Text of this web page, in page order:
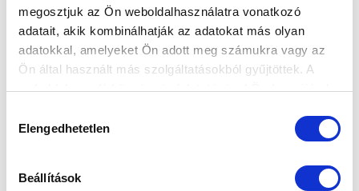
megosztjuk az Ön weboldalhasználatra vonatkozó
adatait, akik kombinálhatják az adatokat más olyan
adatokkal, amelyeket Ön adott meg számukra vagy az
Ön által használt más szolgáltatásokból gyűjtöttek. A
weboldalon való böngészés folytatásával Ön hozzájárul a
kiválasztása
Elengedhetetlen
Beállítások
FELIRATKOZOM